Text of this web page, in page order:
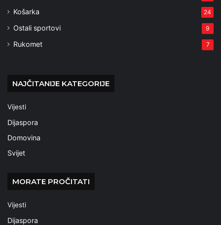
Košarka 24
Ostali sportovi 9
Rukomet 7
NAJČITANIJE KATEGORIJE
Vijesti
Dijaspora
Domovina
Svijet
MORATE PROČITATI
Vijesti
Dijaspora